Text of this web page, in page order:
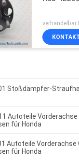
verhandelbar
Stoßdämpfer-
Autoteile Vorderachse
für Honda
Autoteile Vorderachse
für Honda